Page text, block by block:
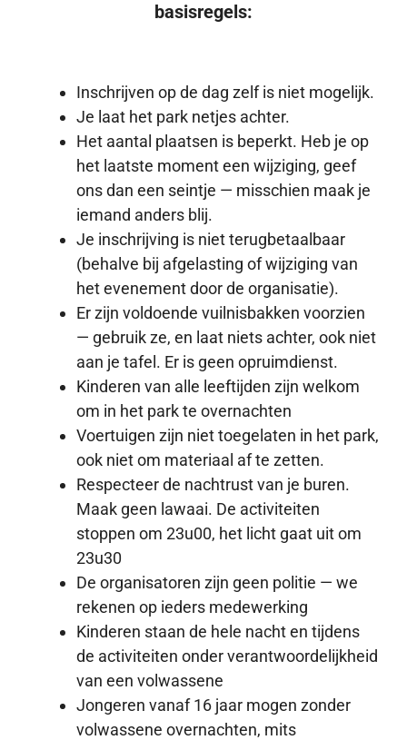
basisregels:
Inschrijven op de dag zelf is niet mogelijk.
Je laat het park netjes achter.
Het aantal plaatsen is beperkt. Heb je op
het laatste moment een wijziging, geef
ons dan een seintje — misschien maak je
iemand anders blij.
Je inschrijving is niet terugbetaalbaar
(behalve bij afgelasting of wijziging van
het evenement door de organisatie).
Er zijn voldoende vuilnisbakken voorzien
— gebruik ze, en laat niets achter, ook niet
aan je tafel. Er is geen opruimdienst.
Kinderen van alle leeftijden zijn welkom
om in het park te overnachten
Voertuigen zijn niet toegelaten in het park,
ook niet om materiaal af te zetten.
Respecteer de nachtrust van je buren.
Maak geen lawaai. De activiteiten
stoppen om 23u00, het licht gaat uit om
23u30
De organisatoren zijn geen politie — we
rekenen op ieders medewerking
Kinderen staan de hele nacht en tijdens
de activiteiten onder verantwoordelijkheid
van een volwassene
Jongeren vanaf 16 jaar mogen zonder
volwassene overnachten, mits